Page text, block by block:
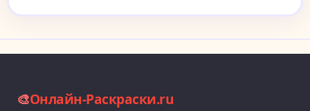
🎨Онлайн-Раскраски.ru